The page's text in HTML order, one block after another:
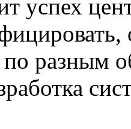
успех
разным